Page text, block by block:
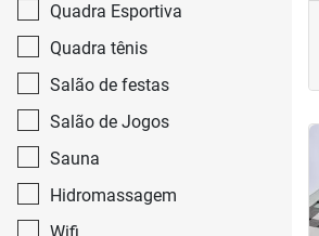
Quadra Esportiva
Quadra tênis
Salão de festas
Salão de Jogos
Sauna
Hidromassagem